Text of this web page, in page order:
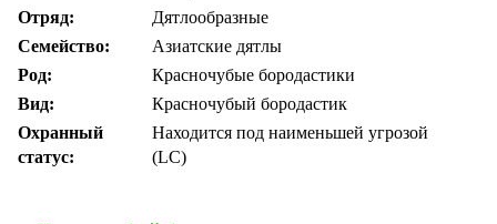
Отряд:
Дятлообразные
Семейство:
Азиатские дятлы
Род:
Красночубые бородастики
Вид:
Красночубый бородастик
Охранный
статус:
Находится под наименьшей угрозой
(LC)